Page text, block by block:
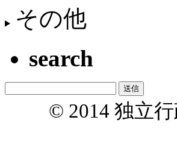
その他
search
© 2014 独立